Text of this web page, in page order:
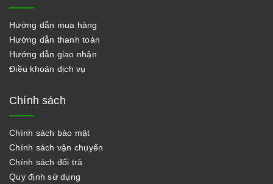
Hướng dẫn mua hàng
Hướng dẫn thanh toán
Hướng dẫn giao nhận
Điều khoản dịch vụ
Chính sách
Chính sách bảo mật
Chính sách vận chuyển
Chính sách đổi trả
Quy định sử dụng